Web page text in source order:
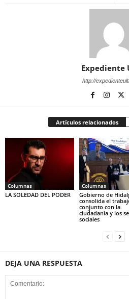
Expediente
http://
Artículos relacionados
Columnas
LA SOLEDAD DEL PODER
Columnas
Gobierno de
consolida el
conjunto con la
ciudadanía y los
sociales
DEJA UNA RESPUESTA